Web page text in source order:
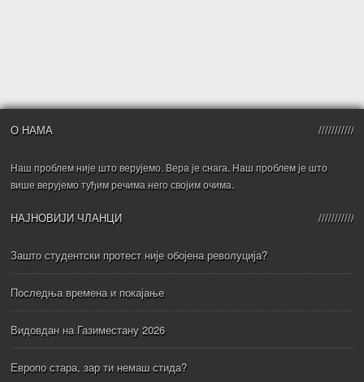
О НАМА
Наш проблем није што верујемо. Вера је снага. Наш проблем је што
више верујемо туђим речима него својим очима.
НАЈНОВИЈИ ЧЛАНЦИ
Зашто студентски протест није обојена револуција?
Последња времена и покајање
Видовдан на Газиместану 2026
Европо стара, зар ти немаш стида?